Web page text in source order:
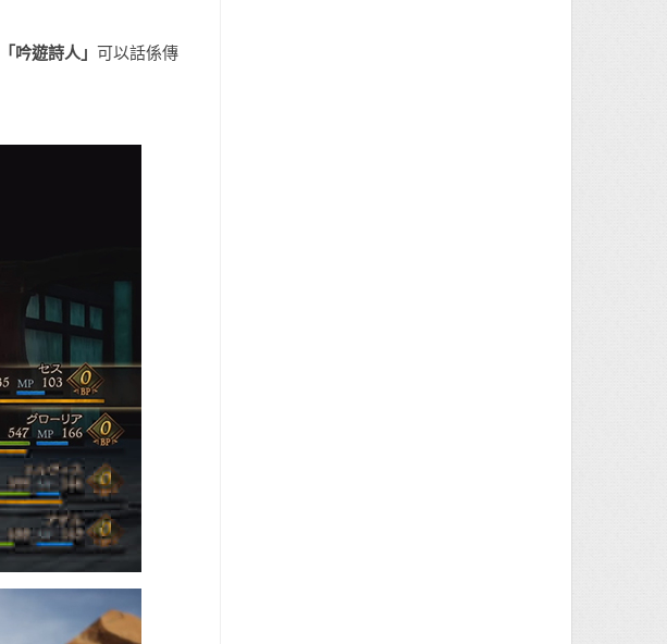
「吟遊詩人」 可以話係傳